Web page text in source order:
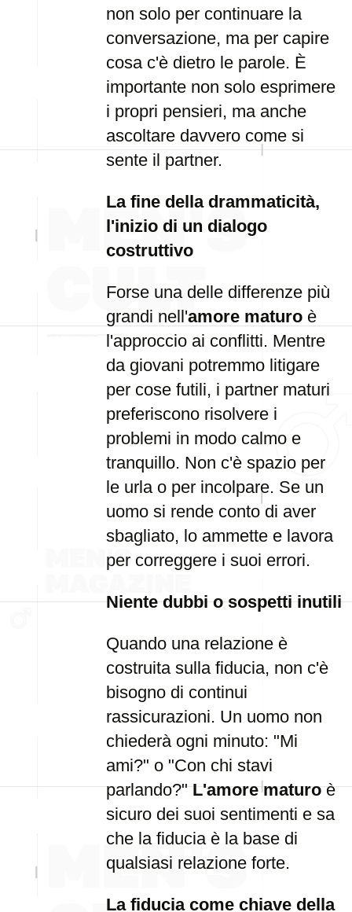
non solo per continuare la
conversazione, ma per capire
cosa c'è dietro le parole. È
importante non solo esprimere
i propri pensieri, ma anche
ascoltare davvero come si
sente il partner.
La fine della drammaticità,
l'inizio di un dialogo
costruttivo
Forse una delle differenze più
grandi nell'amore maturo è
l'approccio ai conflitti. Mentre
da giovani potremmo litigare
per cose futili, i partner maturi
preferiscono risolvere i
problemi in modo calmo e
tranquillo. Non c'è spazio per
le urla o per incolpare. Se un
uomo si rende conto di aver
sbagliato, lo ammette e lavora
per correggere i suoi errori.
Niente dubbi o sospetti inutili
Quando una relazione è
costruita sulla fiducia, non c'è
bisogno di continui
rassicurazioni. Un uomo non
chiederà ogni minuto: "Mi
ami?" o "Con chi stavi
parlando?" L'amore maturo è
sicuro dei suoi sentimenti e sa
che la fiducia è la base di
qualsiasi relazione forte.
La fiducia come chiave della